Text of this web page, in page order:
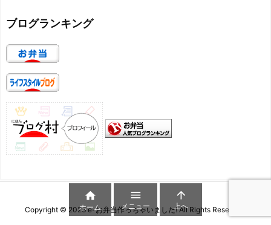
ブログランキング
Copyright © 2026 e-お弁当作っちゃいました!All Rights Reserved.

ホーム

メニュー

上へ